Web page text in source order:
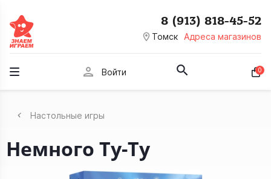
room Томск Адреса магазинов
8 (913) 818-45-52
person Войти 0
Настольные игры
Немного Ту-Ту